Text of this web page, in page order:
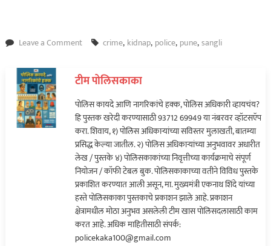
Leave a Commenton
अपहरण
युवकाचा
फिल्मी
स्टाईलने
केला
पोलिसांनी
तपास
अन्…
crime, kidnap, police, pune,sangli
टीम पोलिसकाका
पोलिस कायदे आणि नागरिकांचे हक्क, पोलिस अधिकारी व्हायचंय?
हि पुस्तक खरेदी करण्यासाठी 93712 69949 या नंबरवर व्हॉटसऍप
करा. शिवाय, १) पोलिस अधिकाऱ्यांच्या सविस्तर मुलाखती, बातम्या
प्रसिद्ध केल्या जातील. २) पोलिस अधिकाऱ्यांच्या अनुभवावर अधारीत
लेख / पुस्तके ४) पोलिसकाकांच्या निवृत्तीच्या कार्यक्रमाचे संपूर्ण
नियोजन / कॉफी टेबल बुक. पोलिसकाकाच्या वतीने विविध पुस्तके
प्रकाशित करण्यात आली असून, मा. मुख्यमंत्री एकनाथ शिंदे यांच्या
हस्ते पोलिसकाका पुस्तकाचे प्रकाशन झाले आहे. प्रकाशन
क्षेत्रामधील मोठा अनुभव असलेली टीम खास पोलिसदलासाठी काम
करत आहे. अधिक माहितीसाठी संपर्क:
policekaka100@gmail.com